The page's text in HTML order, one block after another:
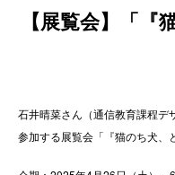
【展覧会】「『
石井晴菜さん（通信教育課程デ
参加する展覧会「『猫のち犬、